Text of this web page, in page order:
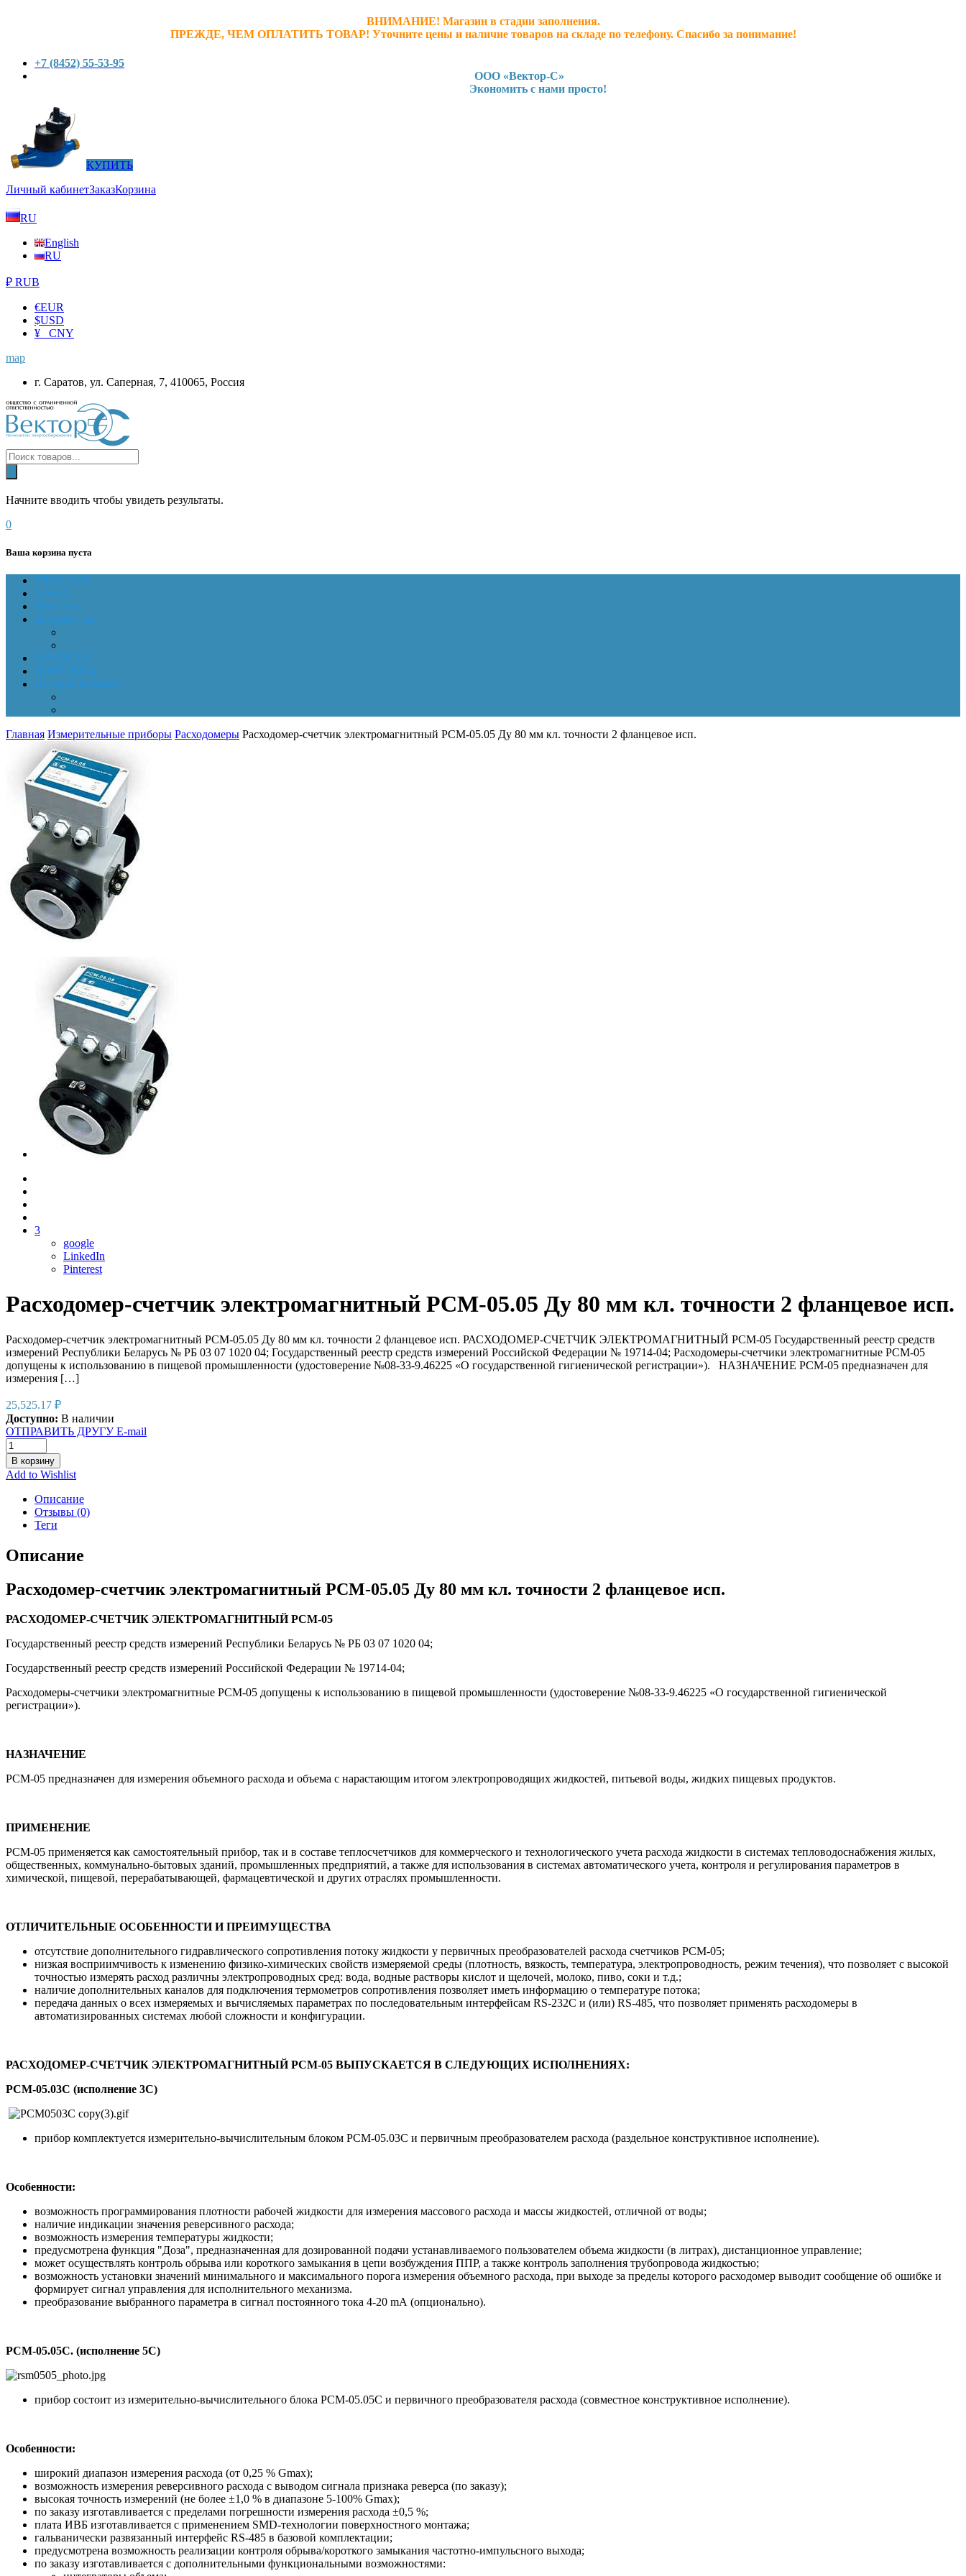
ВНИМАНИЕ! Магазин в стадии заполнения.
ПРЕЖДЕ, ЧЕМ ОПЛАТИТЬ ТОВАР! Уточните цены и наличие товаров на складе по телефону. Спасибо за понимание!
+7 (8452) 55-53-95
ООО «Вектор-С»
Экономить с нами просто!
КУПИТЬ
Личный кабинетЗаказКорзина
RU
English
RU
₽ RUB
€EUR
$USD
¥ CNY
map
г. Саратов, ул. Саперная, 7, 410065, Россия
Начните вводить чтобы увидеть результаты.
0
Ваша корзина пуста
ГЛАВНАЯ
О НАС
Магазин
Документы
НОВОСТИ
КОНТАКТЫ
Личный кабинет
Главная Измерительные приборы Расходомеры Расходомер-счетчик электромагнитный РСМ-05.05 Ду 80 мм кл. точности 2 фланцевое исп.
3
google
LinkedIn
Pinterest
Расходомер-счетчик электромагнитный РСМ-05.05 Ду 80 мм кл. точности 2 фланцевое исп.
Расходомер-счетчик электромагнитный РСМ-05.05 Ду 80 мм кл. точности 2 фланцевое исп. РАСХОДОМЕР-СЧЕТЧИК ЭЛЕКТРОМАГНИТНЫЙ РСМ-05 Государственный реестр средств
измерений Республики Беларусь № РБ 03 07 1020 04; Государственный реестр средств измерений Российской Федерации № 19714-04; Расходомеры-счетчики электромагнитные РСМ-05
допущены к использованию в пищевой промышленности (удостоверение №08-33-9.46225 «О государственной гигиенической регистрации»). НАЗНАЧЕНИЕ РСМ-05 предназначен для
измерения […]
25,525.17 ₽
Доступно: В наличии
ОТПРАВИТЬ ДРУГУ E-mail
В корзину
Add to Wishlist
Описание
Отзывы (0)
Теги
Описание
Расходомер-счетчик электромагнитный РСМ-05.05 Ду 80 мм кл. точности 2 фланцевое исп.
РАСХОДОМЕР-СЧЕТЧИК ЭЛЕКТРОМАГНИТНЫЙ РСМ-05
Государственный реестр средств измерений Республики Беларусь № РБ 03 07 1020 04;
Государственный реестр средств измерений Российской Федерации № 19714-04;
Расходомеры-счетчики электромагнитные РСМ-05 допущены к использованию в пищевой промышленности (удостоверение №08-33-9.46225 «О государственной гигиенической
регистрации»).
НАЗНАЧЕНИЕ
РСМ-05 предназначен для измерения объемного расхода и объема с нарастающим итогом электропроводящих жидкостей, питьевой воды, жидких пищевых продуктов.
ПРИМЕНЕНИЕ
РСМ-05 применяется как самостоятельный прибор, так и в составе теплосчетчиков для коммерческого и технологического учета расхода жидкости в системах тепловодоснабжения жилых,
общественных, коммунально-бытовых зданий, промышленных предприятий, а также для использования в системах автоматического учета, контроля и регулирования параметров в
химической, пищевой, перерабатывающей, фармацевтической и других отраслях промышленности.
ОТЛИЧИТЕЛЬНЫЕ ОСОБЕННОСТИ И ПРЕИМУЩЕСТВА
отсутствие дополнительного гидравлического сопротивления потоку жидкости у первичных преобразователей расхода счетчиков РСМ-05;
низкая восприимчивость к изменению физико-химических свойств измеряемой среды (плотность, вязкость, температура, электропроводность, режим течения), что позволяет с высокой
точностью измерять расход различны электропроводных сред: вода, водные растворы кислот и щелочей, молоко, пиво, соки и т.д.;
наличие дополнительных каналов для подключения термометров сопротивления позволяет иметь информацию о температуре потока;
передача данных о всех измеряемых и вычисляемых параметрах по последовательным интерфейсам RS-232C и (или) RS-485, что позволяет применять расходомеры в
автоматизированных системах любой сложности и конфигурации.
РАСХОДОМЕР-СЧЕТЧИК ЭЛЕКТРОМАГНИТНЫЙ РСМ-05 ВЫПУСКАЕТСЯ В СЛЕДУЮЩИХ ИСПОЛНЕНИЯХ:
РСМ-05.03C (исполнение 3C)
прибор комплектуется измерительно-вычислительным блоком РСМ-05.03C и первичным преобразователем расхода (раздельное конструктивное исполнение).
Особенности:
возможность программирования плотности рабочей жидкости для измерения массового расхода и массы жидкостей, отличной от воды;
наличие индикации значения реверсивного расхода;
возможность измерения температуры жидкости;
предусмотрена функция "Доза", предназначенная для дозированной подачи устанавливаемого пользователем объема жидкости (в литрах), дистанционное управление;
может осуществлять контроль обрыва или короткого замыкания в цепи возбуждения ППР, а также контроль заполнения трубопровода жидкостью;
возможность установки значений минимального и максимального порога измерения объемного расхода, при выходе за пределы которого расходомер выводит сообщение об ошибке и
формирует сигнал управления для исполнительного механизма.
преобразование выбранного параметра в сигнал постоянного тока 4-20 mA (опционально).
РСМ-05.05С. (исполнение 5С)
прибор состоит из измерительно-вычислительного блока РСМ-05.05С и первичного преобразователя расхода (совместное конструктивное исполнение).
Особенности:
широкий диапазон измерения расхода (от 0,25 % Gmax);
возможность измерения реверсивного расхода с выводом сигнала признака реверса (по заказу);
высокая точность измерений (не более ±1,0 % в диапазоне 5-100% Gmax);
по заказу изготавливается с пределами погрешности измерения расхода ±0,5 %;
плата ИВБ изготавливается с применением SMD-технологии поверхностного монтажа;
гальванически развязанный интерфейс RS-485 в базовой комплектации;
предусмотрена возможность реализации контроля обрыва/короткого замыкания частотно-импульсного выхода;
по заказу изготавливается с дополнительными функциональными возможностями: